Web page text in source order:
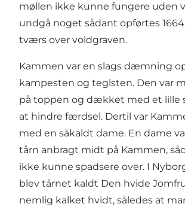
møllen ikke kunne fungere uden
undgå noget sådant opførtes
tværs over voldgraven.
Kammen var en slags dæmning
kampesten og teglsten. Den var
på toppen og dækket med et lille
at hindre færdsel. Dertil var
med en såkaldt dame. En dame
tårn anbragt midt på Kammen,
ikke kunne spadsere over. I
blev tårnet kaldt Den hvide
nemlig kalket hvidt, således at